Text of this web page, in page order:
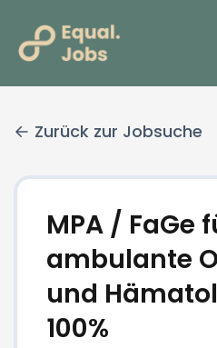
Zurück zur Jobsuche
MPA / FaGe
ambulante
und
100%